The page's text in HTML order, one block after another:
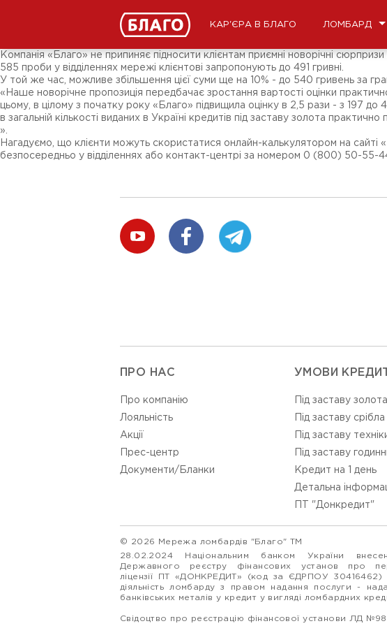
КАР'ЄРА В БЛАГО ЛОМБАРД
Підписники соц-мереж
Компанія «Благо» не припиняє підносити клієнтам приємні новорічні
585 проби у відділеннях мережі клієнтові запропонують до 491 гривні.
У той же час, можливе збільшення цієї суми ще на 10% - до 540 гривень за
«Наше новорічне пропозиція передбачає зростання вартості оцінки
цьому, в цілому з початку року «Благо» підвищила оцінку в 2,5 рази - з 197 до
в загальній кількості виданих в Україні кредитів під заставу золота
».
Нагадуємо, що клієнти можуть скористатися онлайн-калькулятором на
безпосередньо у відділеннях або контакт-центрі за номером 0 (800) 50-55-
ПРО НАС
Про компанію
Лояльність
Акції
Прес-центр
Документи/Бланки
УМОВИ
Під заставу золота
Під заставу срібла
Під заставу
Під заставу
Кредит на 1 день
Детальна
ПТ "Донкредит"
© 2026 Мережа ломбардів "Благо" ТМ
28.02.2024 Національним банком України
Державного реєстру фінансових установ про
ліцензії ПТ «ДОНКРЕДИТ» (код за ЄДРПОУ 30416462)
діяльність ломбарду з правом надання послуги -
банківських металів у кредит у вигляді ломбардних
Свідоцтво про реєстрацію фінансової установи ЛД